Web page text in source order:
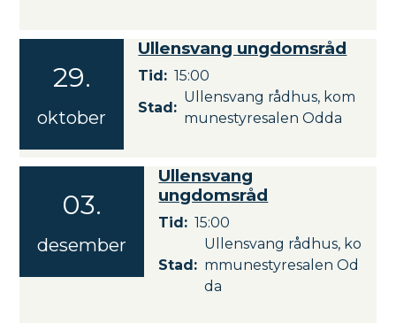
e
b
e
29.
oktober
Ullensvang ungdomsråd
.
r
2
Tid
15:00
Stad
Ullensvang rådhus, kom
munestyresalen Odda
03.
desember
Ullensvang
ungdomsråd
.
d
Tid 15:00
Stad
Ullensvang rådhus, ko
mmunestyresalen Od
da